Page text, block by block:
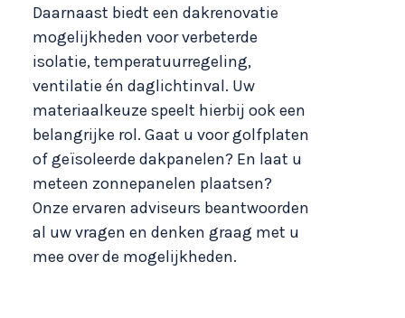
Daarnaast biedt een dakrenovatie
mogelijkheden voor verbeterde
isolatie, temperatuurregeling,
ventilatie én daglichtinval. Uw
materiaalkeuze speelt hierbij ook een
belangrijke rol. Gaat u voor golfplaten
of geïsoleerde dakpanelen? En laat u
meteen zonnepanelen plaatsen?
Onze ervaren adviseurs beantwoorden
al uw vragen en denken graag met u
mee over de mogelijkheden.